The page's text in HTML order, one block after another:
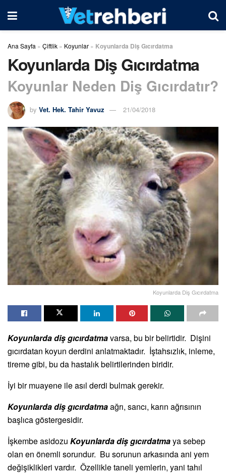
Ana Sayfa » Çiftlik » Koyunlar » Koyunlarda Diş Gıcırdatma
Koyunlarda Diş Gıcırdatma
Koyunlar Neden Diş Gıcırdatır?
by Vet. Hek. Tahir Yavuz 21/04/2018
Koyunlarda Diş Gıcırdatma
Koyunlarda diş gıcırdatmavarsa, bu bir belirtidir. Dişini
gıcırdatan koyun derdini anlatmaktadır. İştahsızlık, inleme,
tireme gibi, bu da hastalık belirtilerinden biridir.
İyi bir muayene ile asıl derdi bulmak gerekir.
Koyunlarda diş gıcırdatmaağrı, sancı, karın ağrısının
başlıca göstergesidir.
İşkembe asidozu Koyunlarda diş gıcırdatmaya sebep
olan en önemli sorundur. Bu sorunun arkasında ani yem
değişiklikleri vardır. Özellikle taneli yemlerin, yani tahıl